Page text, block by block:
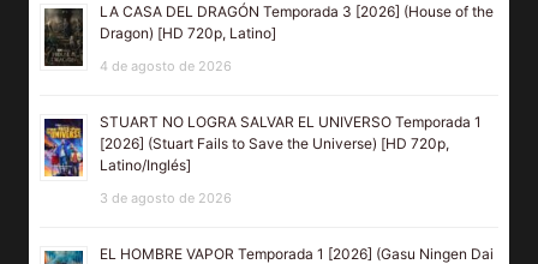
LA CASA DEL DRAGÓN Temporada 3 [2026] (House of the
Dragon) [HD 720p, Latino]
4 de agosto de 2026
STUART NO LOGRA SALVAR EL UNIVERSO Temporada 1
[2026] (Stuart Fails to Save the Universe) [HD 720p,
Latino/Inglés]
3 de agosto de 2026
EL HOMBRE VAPOR Temporada 1 [2026] (Gasu Ningen Dai